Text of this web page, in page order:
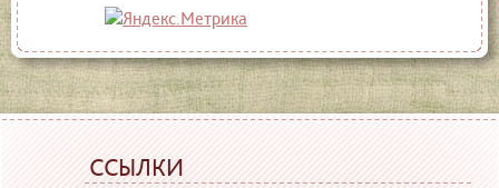
ССЫЛКИ